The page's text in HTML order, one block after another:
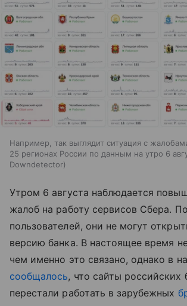
Например, так выглядит ситуация с
25 регионах России по данным на утро 6
Downdetector
Утром 6 августа наблюдается
жалоб на работу сервисов Сбера.
пользователей, они не могут
версию банка. В настоящее время
чем именно это связано, однако в
сообщалось, что сайты российских
перестали работать в зарубежных